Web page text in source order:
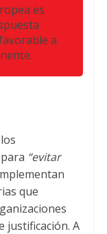
es
a
“evitar
que
justificación. A